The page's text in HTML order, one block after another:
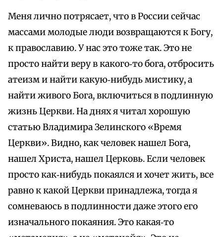
Меня лично потрясает, что в России сейчас
массами молодые люди возвращаются к Богу,
к православию. У нас это тоже так. Это не
просто найти веру в какого‑то бога, отбросить
атеизм и найти какую‑нибудь мистику, а
найти живого Бога, включиться в подлинную
жизнь Церкви. На днях я читал хорошую
статью Владимира Зелинского «Время
Церкви». Видно, как человек нашел Бога,
нашел Христа, нашел Церковь. Если человек
просто как‑нибудь покаялся и хочет жить, все
равно к какой Церкви принадлежа, тогда я
сомневаюсь в подлинности даже этого его
изначального покаяния. Это какая‑то